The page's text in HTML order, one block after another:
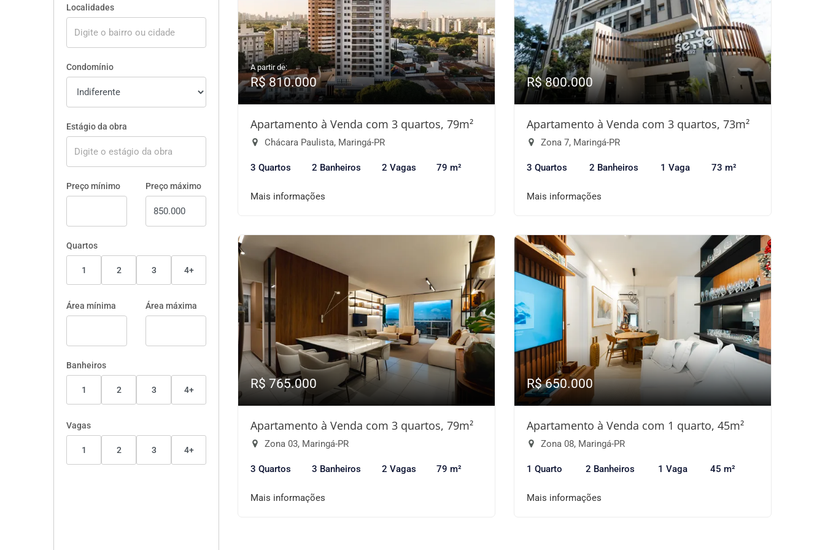
Localidades
Condomínio
Estágio da obra
Preço mínimo Preço máximo
Quartos
1 2 3 4+
Área mínima Área máxima
Banheiros
1 2 3 4+
Vagas
1 2 3 4+
A partir de:
R$ 810.000
Apartamento à Venda com 3 quartos, 79m²
Chácara Paulista, Maringá-PR
3 Quartos 2 Banheiros 2 Vagas 79 m²
Mais informações
R$ 800.000
Apartamento à Venda com 3 quartos, 73m²
Zona 7, Maringá-PR
3 Quartos 2 Banheiros 1 Vaga 73 m²
Mais informações
R$ 765.000
Apartamento à Venda com 3 quartos, 79m²
Zona 03, Maringá-PR
3 Quartos 3 Banheiros 2 Vagas 79 m²
Mais informações
R$ 650.000
Apartamento à Venda com 1 quarto, 45m²
Zona 08, Maringá-PR
1 Quarto 2 Banheiros 1 Vaga 45 m²
Mais informações